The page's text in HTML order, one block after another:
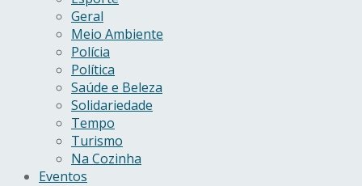
Geral
Meio Ambiente
Polícia
Política
Saúde e Beleza
Solidariedade
Tempo
Turismo
Na Cozinha
Eventos